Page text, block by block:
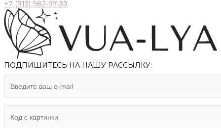
+7 (913) 982-97-39
ПОДПИШИТЕСЬ НА НАШУ РАССЫЛКУ: